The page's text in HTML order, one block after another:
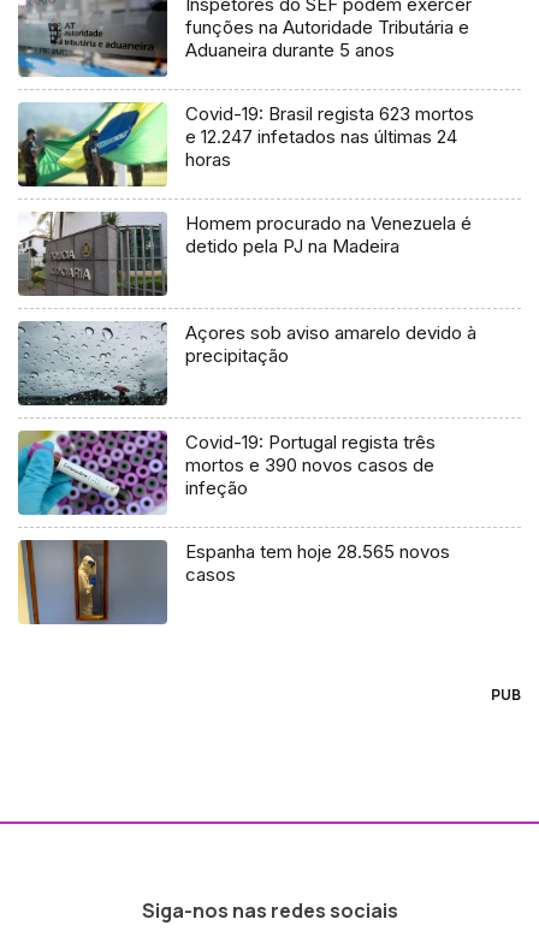
Inspetores do SEF podem exercer
funções na Autoridade Tributária e
Aduaneira durante 5 anos
Covid-19: Brasil regista 623 mortos
e 12.247 infetados nas últimas 24
horas
Homem procurado na Venezuela é
detido pela PJ na Madeira
Açores sob aviso amarelo devido à
precipitação
Covid-19: Portugal regista três
mortos e 390 novos casos de
infeção
Espanha tem hoje 28.565 novos
casos
PUB
Siga-nos nas redes sociais